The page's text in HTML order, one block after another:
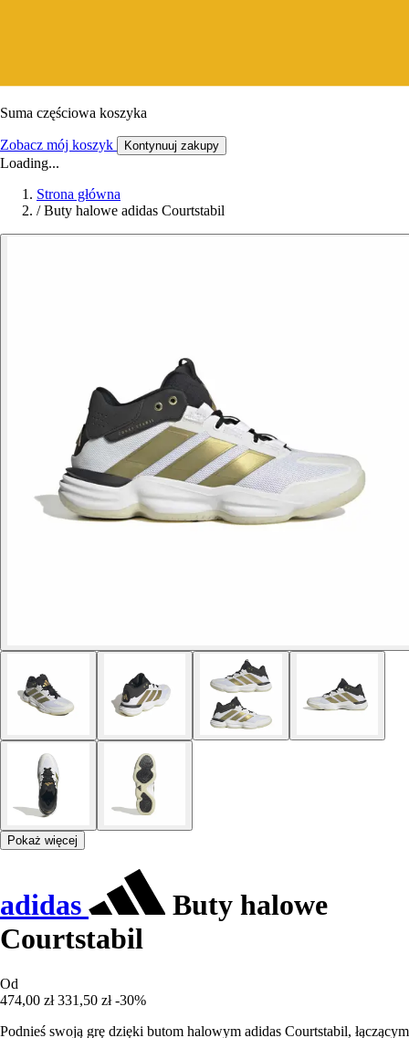
Suma częściowa koszyka
Zobacz mój koszyk Kontynuuj zakupy
Loading...
Strona główna
/ Buty halowe adidas Courtstabil
Pokaż więcej
adidas
Buty halowe
Courtstabil
Od
474,00 zł 331,50 zł -30%
Podnieś swoją grę dzięki butom halowym adidas Courtstabil, łączącym